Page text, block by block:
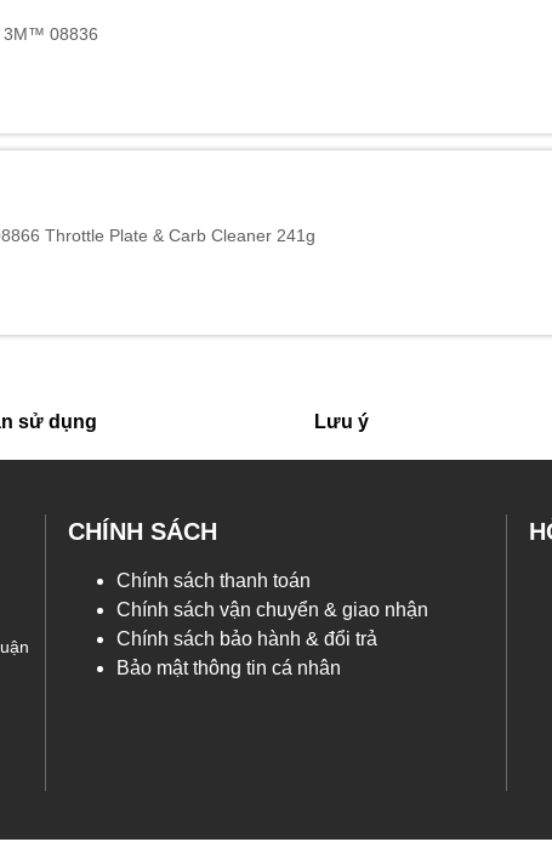
3M™ 08836
Throttle Plate & Carb Cleaner 241g
sử dụng Lưu ý
CHÍNH SÁCH
Chính sách thanh toán
Chính sách vận chuyển & giao nhận
Chính sách bảo hành & đổi trả
Bảo mật thông tin cá nhân